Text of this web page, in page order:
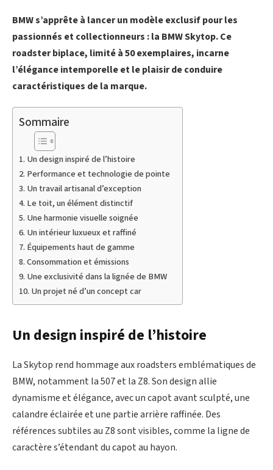
BMW s’apprête à lancer un modèle exclusif pour les
passionnés et collectionneurs : la BMW Skytop. Ce
roadster biplace, limité à 50 exemplaires, incarne
l’élégance intemporelle et le plaisir de conduire
caractéristiques de la marque.
Sommaire
Un design inspiré de l’histoire
Performance et technologie de pointe
Un travail artisanal d’exception
Le toit, un élément distinctif
Une harmonie visuelle soignée
Un intérieur luxueux et raffiné
Équipements haut de gamme
Consommation et émissions
Une exclusivité dans la lignée de BMW
Un projet né d’un concept car
Un design inspiré de l’histoire
La Skytop rend hommage aux roadsters emblématiques de
BMW, notamment la 507 et la Z8. Son design allie
dynamisme et élégance, avec un capot avant sculpté, une
calandre éclairée et une partie arrière raffinée. Des
références subtiles au Z8 sont visibles, comme la ligne de
caractère s’étendant du capot au hayon.